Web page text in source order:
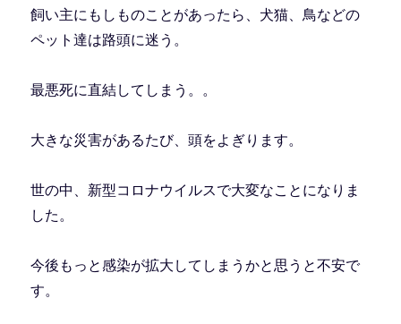
飼い主にもしものことがあったら、犬猫、鳥などの
ペット達は路頭に迷う。
最悪死に直結してしまう。。
大きな災害があるたび、頭をよぎります。
世の中、新型コロナウイルスで大変なことになりま
した。
今後もっと感染が拡大してしまうかと思うと不安で
す。